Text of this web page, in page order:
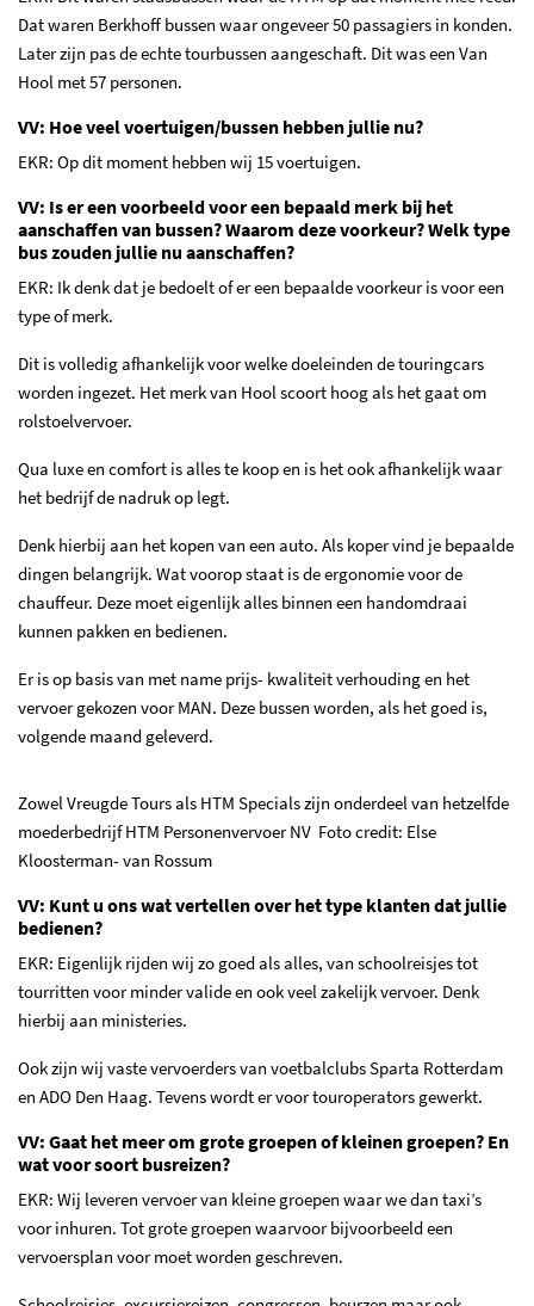
Dat waren Berkhoff bussen waar ongeveer 50 passagiers in konden.
Later zijn pas de echte tourbussen aangeschaft. Dit was een Van
Hool met 57 personen.
VV: Hoe veel voertuigen/bussen hebben jullie nu?
EKR: Op dit moment hebben wij 15 voertuigen.
VV: Is er een voorbeeld voor een bepaald merk bij het
aanschaffen van bussen? Waarom deze voorkeur? Welk type
bus zouden jullie nu aanschaffen?
EKR: Ik denk dat je bedoelt of er een bepaalde voorkeur is voor een
type of merk.
Dit is volledig afhankelijk voor welke doeleinden de touringcars
worden ingezet. Het merk van Hool scoort hoog als het gaat om
rolstoelvervoer.
Qua luxe en comfort is alles te koop en is het ook afhankelijk waar
het bedrijf de nadruk op legt.
Denk hierbij aan het kopen van een auto. Als koper vind je bepaalde
dingen belangrijk. Wat voorop staat is de ergonomie voor de
chauffeur. Deze moet eigenlijk alles binnen een handomdraai
kunnen pakken en bedienen.
Er is op basis van met name prijs- kwaliteit verhouding en het
vervoer gekozen voor MAN. Deze bussen worden, als het goed is,
volgende maand geleverd.
Zowel Vreugde Tours als HTM Specials zijn onderdeel van hetzelfde
moederbedrijfHTM Personenvervoer NV Foto credit: Else
Kloosterman- van Rossum
VV: Kunt u ons wat vertellen over het type klanten dat jullie
bedienen?
EKR: Eigenlijk rijden wij zo goed als alles, van schoolreisjes tot
tourritten voor minder valide en ook veel zakelijk vervoer. Denk
hierbij aan ministeries.
Ook zijn wij vaste vervoerders van voetbalclubs Sparta Rotterdam
en ADO Den Haag. Tevens wordt er voor touroperators gewerkt.
VV: Gaat het meer om grote groepen of kleinen groepen? En
wat voor soort busreizen?
EKR: Wij leveren vervoer van kleine groepen waar we dan taxi’s
voor inhuren. Tot grote groepen waarvoor bijvoorbeeld een
vervoersplan voor moet worden geschreven.